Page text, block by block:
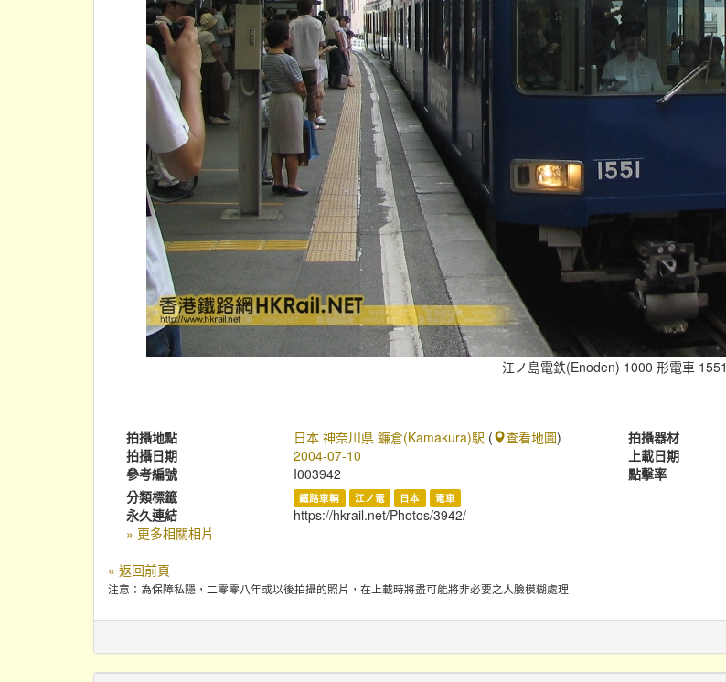
江ノ島電鉄(Enoden) 1000 形電車 1551
拍攝地點 日本 神奈川県 鐮倉(Kamakura)駅 ( 查看地圖) 拍攝器材
拍攝日期
2004-07-10 上載日期
參考編號
I003942 點擊率
分類標籤
鐵路車輛 江ノ電 日本 電車
永久連結
https://hkrail.net/Photos/3942/
» 更多相關相片
« 返回前頁
注意：為保障私隱，二零零八年或以後拍攝的照片，在上載時將盡可能將非必要之人臉模糊處理